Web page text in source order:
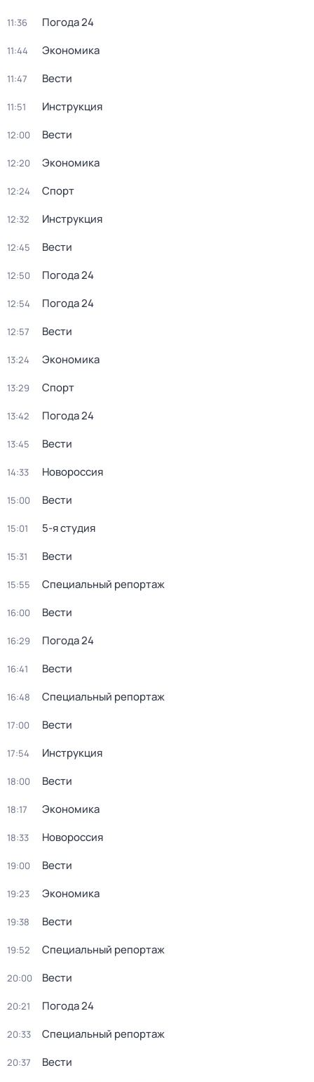
11:36 Погода 24
11:44 Экономика
11:47 Вести
11:51 Инструкция
12:00 Вести
12:20 Экономика
12:24 Спорт
12:32 Инструкция
12:45 Вести
12:50 Погода 24
12:54 Погода 24
12:57 Вести
13:24 Экономика
13:29 Спорт
13:42 Погода 24
13:45 Вести
14:33 Новороссия
15:00 Вести
15:01 5-я студия
15:31 Вести
15:55 Специальный репортаж
16:00 Вести
16:29 Погода 24
16:41 Вести
16:48 Специальный репортаж
17:00 Вести
17:54 Инструкция
18:00 Вести
18:17 Экономика
18:33 Новороссия
19:00 Вести
19:23 Экономика
19:38 Вести
19:52 Специальный репортаж
20:00 Вести
20:21 Погода 24
20:33 Специальный репортаж
20:37 Вести